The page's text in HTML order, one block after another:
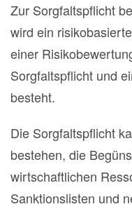
Zur Sorgfaltspflicht
wird ein
einer
Sorgfaltspflicht und
besteht.
Die Sorgfaltspflicht
bestehen, die
wirtschaftlichen
Sanktionslisten und